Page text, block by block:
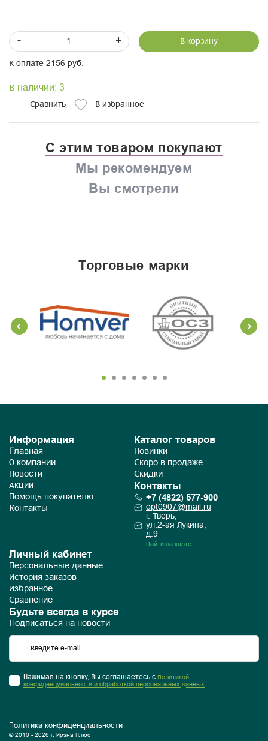
- + В корзину
К оплате 2156 руб.
В наличии: 3
Сравнить В избранное
С этим товаром покупают
Мы рекомендуем
Вы смотрели
торговые марки
Информация
Главная
О компании
Новости
Акции
Помощь покупателю
Контакты
Каталог товаров
Новинки
Скоро в продаже
Скидки
Контакты
+7 (4822) 577-900
opt0907@mail.ru
г. Тверь,
ул.2-ая Лукина,
д.9
Найти на карте
Личный кабинет
Персональные данные
История заказов
Избранное
Сравнение
Будьте всегда в курсе
Подписаться на новости
Нажимая на кнопку, Вы соглашаетесь с Политикой
конфиденцуиальности и обработкой персональных данных
Политика конфиденциальности
© 2010 - 2026 г. Ирэна Плюс